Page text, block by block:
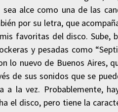
alce como una de las
por su letra, que
favoritas del disco. Sube,
y pesadas como
lo nuevo de Buenos Aires,
de sus sonidos que se
la vez. Probablemente,
el disco, pero tiene la